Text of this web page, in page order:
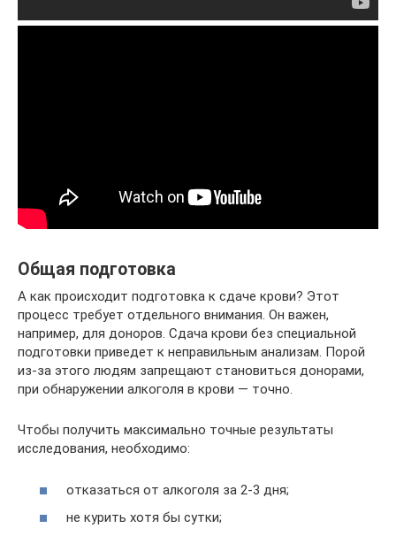
Общая подготовка
А как происходит подготовка к сдаче крови? Этот
процесс требует отдельного внимания. Он важен,
например, для доноров. Сдача крови без специальной
подготовки приведет к неправильным анализам. Порой
из-за этого людям запрещают становиться донорами,
при обнаружении алкоголя в крови — точно.
Чтобы получить максимально точные результаты
исследования, необходимо:
отказаться от алкоголя за 2-3 дня;
не курить хотя бы сутки;